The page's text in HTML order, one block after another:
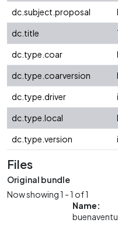
dc.subject.proposal
dc.title
dc.type.coar
dc.type.coarversion
dc.type.driver
dc.type.local
dc.type.version
Files
Original bundle
Now showing1 - 1 of 1
Name: